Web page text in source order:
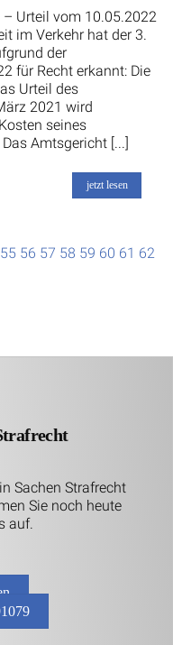
Urteil vom 10.05.2022
im Verkehr hat der 3.
der
für Recht erkannt: Die
Urteil des
2021 wird
seines
Amtsgericht [...]
jetzt lesen
55 56 57 58 59 60 61 62
Sachen Strafrecht
Sie noch heute
auf.